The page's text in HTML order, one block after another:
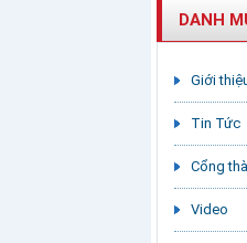
DANH
Giới
Tin Tức
Cổng
Video